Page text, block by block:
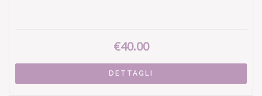
€40.00
DETTAGLI